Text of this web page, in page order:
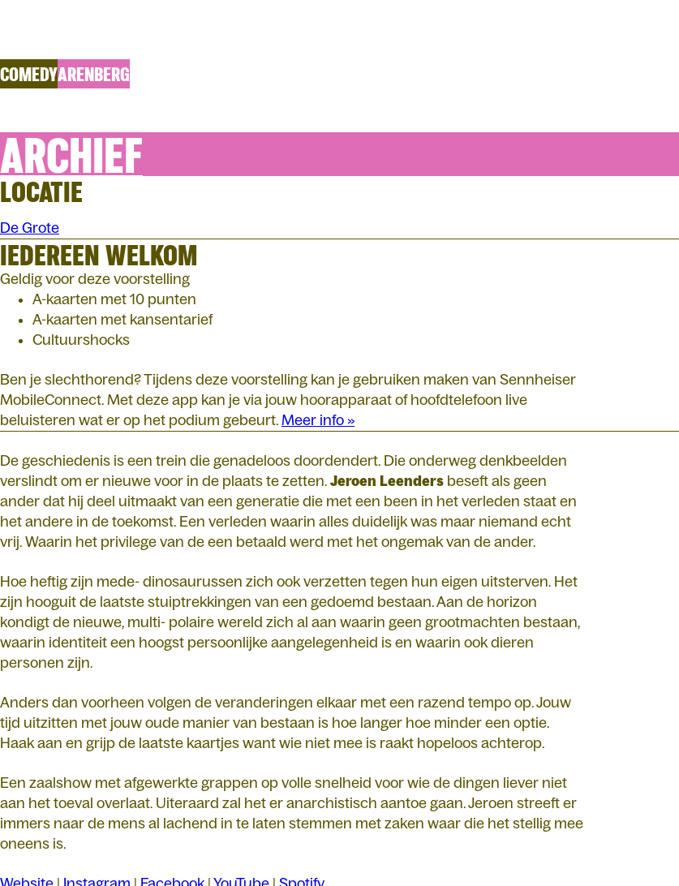
COMEDYARENBERG
ARCHIEF
LOCATIE
De Grote
IEDEREEN WELKOM
Geldig voor deze voorstelling
A-kaarten met 10 punten
A-kaarten met kansentarief
Cultuurshocks
Ben je slechthorend? Tijdens deze voorstelling kan je gebruiken maken van Sennheiser
MobileConnect. Met deze app kan je via jouw hoorapparaat of hoofdtelefoon live
beluisteren wat er op het podium gebeurt. Meer info »
De geschiedenis is een trein die genadeloos doordendert. Die onderweg denkbeelden
verslindt om er nieuwe voor in de plaats te zetten. Jeroen Leenders beseft als geen
ander dat hij deel uitmaakt van een generatie die met een been in het verleden staat en
het andere in de toekomst. Een verleden waarin alles duidelijk was maar niemand echt
vrij. Waarin het privilege van de een betaald werd met het ongemak van de ander.
Hoe heftig zijn mede- dinosaurussen zich ook verzetten tegen hun eigen uitsterven. Het
zijn hooguit de laatste stuiptrekkingen van een gedoemd bestaan. Aan de horizon
kondigt de nieuwe, multi- polaire wereld zich al aan waarin geen grootmachten bestaan,
waarin identiteit een hoogst persoonlijke aangelegenheid is en waarin ook dieren
personen zijn.
Anders dan voorheen volgen de veranderingen elkaar met een razend tempo op. Jouw
tijd uitzitten met jouw oude manier van bestaan is hoe langer hoe minder een optie.
Haak aan en grijp de laatste kaartjes want wie niet mee is raakt hopeloos achterop.
Een zaalshow met afgewerkte grappen op volle snelheid voor wie de dingen liever niet
aan het toeval overlaat. Uiteraard zal het er anarchistisch aantoe gaan. Jeroen streeft er
immers naar de mens al lachend in te laten stemmen met zaken waar die het stellig mee
oneens is.